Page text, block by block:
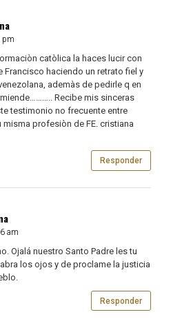
pm
catòlica la haces lucir con
Francisco haciendo un retrato fiel y
ademàs de pedirle q en
Recibe mis sinceras
testimonio no frecuente entre
profesiòn de FE. cristiana
Responder
am
Ojalá nuestro Santo Padre les tu
los ojos y de proclame la justicia
Responder